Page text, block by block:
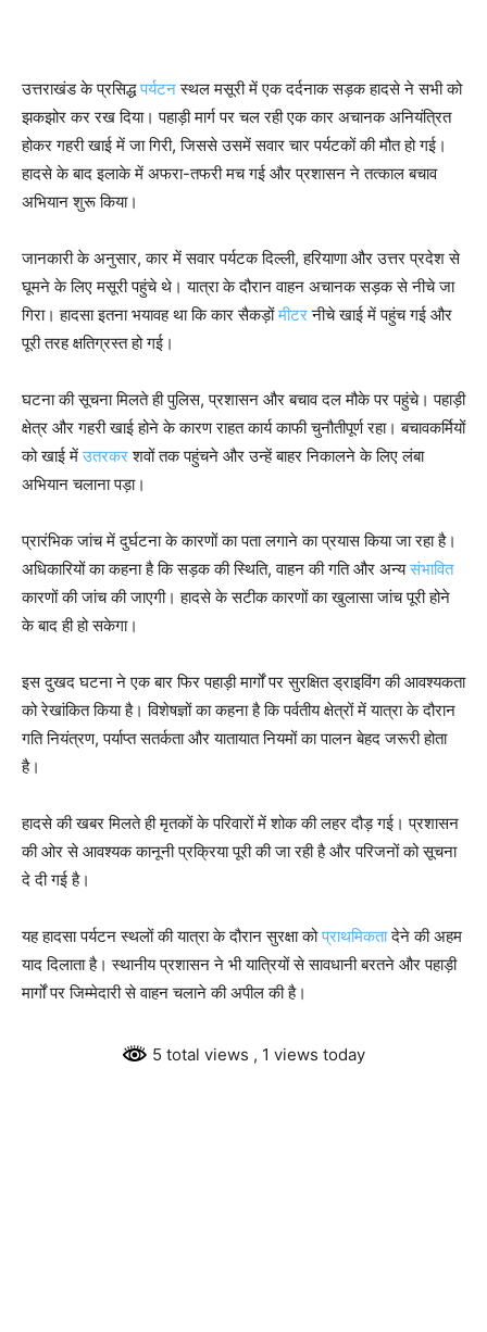
उत्तराखंड के प्रसिद्धपर्यटनस्थल मसूरी में एक दर्दनाक सड़क हादसे ने सभी को
झकझोर कर रख दिया। पहाड़ी मार्ग पर चल रही एक कार अचानक अनियंत्रित
होकर गहरी खाई में जा गिरी, जिससे उसमें सवार चार पर्यटकों की मौत हो गई।
हादसे के बाद इलाके में अफरा-तफरी मच गई और प्रशासन ने तत्काल बचाव
अभियान शुरू किया।
जानकारी के अनुसार, कार में सवार पर्यटक दिल्ली, हरियाणा और उत्तर प्रदेश से
घूमने के लिए मसूरी पहुंचे थे। यात्रा के दौरान वाहन अचानक सड़क से नीचे जा
गिरा। हादसा इतना भयावह था कि कार सैकड़ोंमीटरनीचे खाई में पहुंच गई और
पूरी तरह क्षतिग्रस्त हो गई।
घटना की सूचना मिलते ही पुलिस, प्रशासन और बचाव दल मौके पर पहुंचे। पहाड़ी
क्षेत्र और गहरी खाई होने के कारण राहत कार्य काफी चुनौतीपूर्ण रहा। बचावकर्मियों
को खाई मेंउतरकरशवों तक पहुंचने और उन्हें बाहर निकालने के लिए लंबा
अभियान चलाना पड़ा।
प्रारंभिक जांच में दुर्घटना के कारणों का पता लगाने का प्रयास किया जा रहा है।
अधिकारियों का कहना है कि सड़क की स्थिति, वाहन की गति और अन्यसंभावित
कारणों की जांच की जाएगी। हादसे के सटीक कारणों का खुलासा जांच पूरी होने
के बाद ही हो सकेगा।
इस दुखद घटना ने एक बार फिर पहाड़ी मार्गों पर सुरक्षित ड्राइविंग की आवश्यकता
को रेखांकित किया है। विशेषज्ञों का कहना है कि पर्वतीय क्षेत्रों में यात्रा के दौरान
गति नियंत्रण, पर्याप्त सतर्कता और यातायात नियमों का पालन बेहद जरूरी होता
है।
हादसे की खबर मिलते ही मृतकों के परिवारों में शोक की लहर दौड़ गई। प्रशासन
की ओर से आवश्यक कानूनी प्रक्रिया पूरी की जा रही है और परिजनों को सूचना
दे दी गई है।
यह हादसा पर्यटन स्थलों की यात्रा के दौरान सुरक्षा कोप्राथमिकतादेने की अहम
याद दिलाता है। स्थानीय प्रशासन ने भी यात्रियों से सावधानी बरतने और पहाड़ी
मार्गों पर जिम्मेदारी से वाहन चलाने की अपील की है।
5 total views , 1 views today